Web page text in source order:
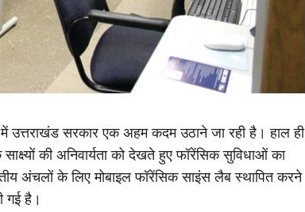
सरकार एक अहम कदम उठाने जा रही है। हाल ही
की अनिवार्यता को देखते हुए फॉरेंसिक सुविधाओं का
अंचलों के लिए मोबाइल फॉरेंसिक साइंस लैब स्थापित करने
गई है।